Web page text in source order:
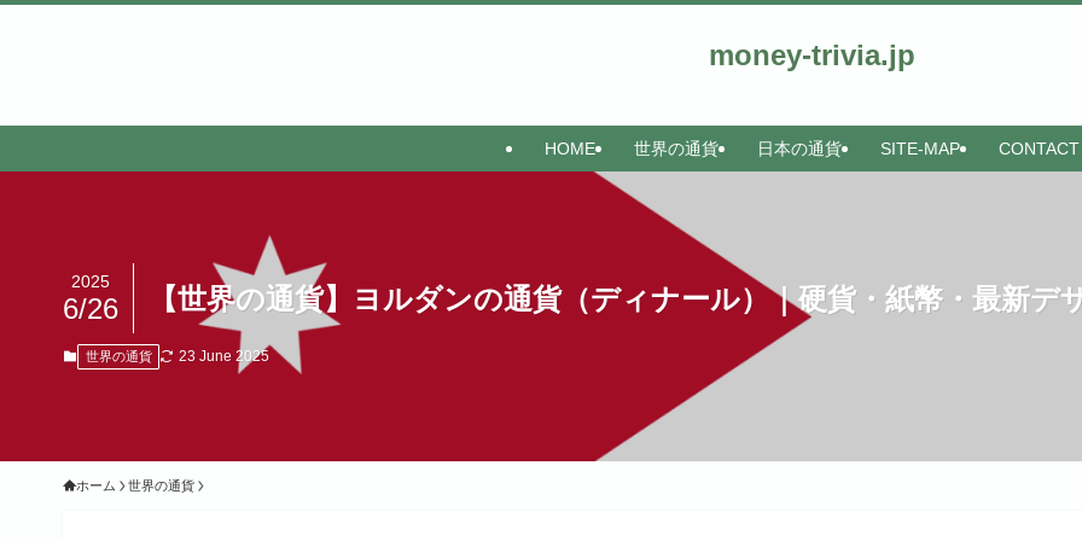
money-trivia.jp
HOME 世界の通貨 日本の通貨 SITE-MAP CONTACT
【世界の通貨】ヨルダンの通貨（ディナール）｜硬貨・紙幣・最新デ
2025
6/26
世界の通貨 23 June 2025
ホーム 世界の通貨